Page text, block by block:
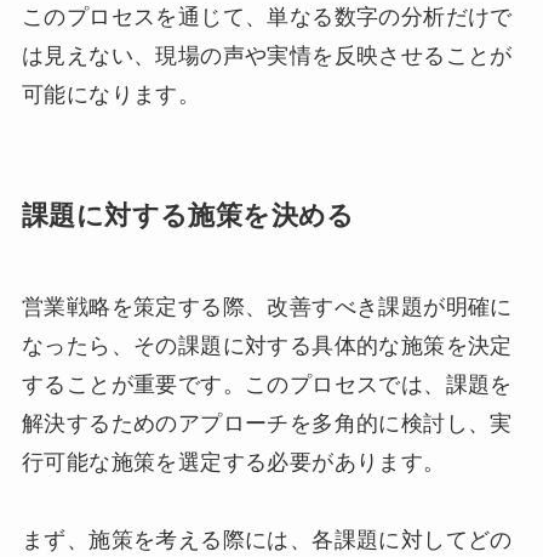
このプロセスを通じて、単なる数字の分析だけで
は見えない、現場の声や実情を反映させることが
可能になります。
課題に対する施策を決める
営業戦略を策定する際、改善すべき課題が明確に
なったら、その課題に対する具体的な施策を決定
することが重要です。このプロセスでは、課題を
解決するためのアプローチを多角的に検討し、実
行可能な施策を選定する必要があります。
まず、施策を考える際には、各課題に対してどの